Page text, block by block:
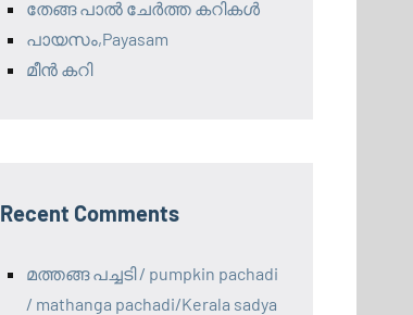
തേങ്ങ പാൽ ചേർത്ത കറികൾ
പായസം,Payasam
മീൻ കറി
Recent Comments
മത്തങ്ങ പച്ചടി / pumpkin pachadi
/ mathanga pachadi/Kerala sadya